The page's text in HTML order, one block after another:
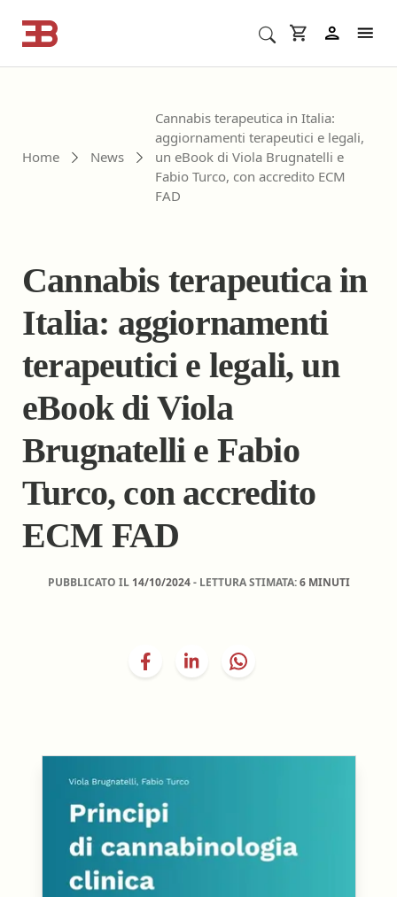
Home News
Cannabis terapeutica in Italia:
aggiornamenti terapeutici e legali,
un eBook di Viola Brugnatelli e
Fabio Turco, con accredito ECM
FAD
Cannabis terapeutica in
Italia: aggiornamenti
terapeutici e legali, un
eBook di Viola
Brugnatelli e Fabio
Turco, con accredito
ECM FAD
PUBBLICATO IL 14/10/2024- LETTURA STIMATA:6 MINUTI